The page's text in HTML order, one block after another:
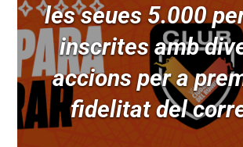
les seues 5.000
inscrites amb
accions per a
fidelitat del